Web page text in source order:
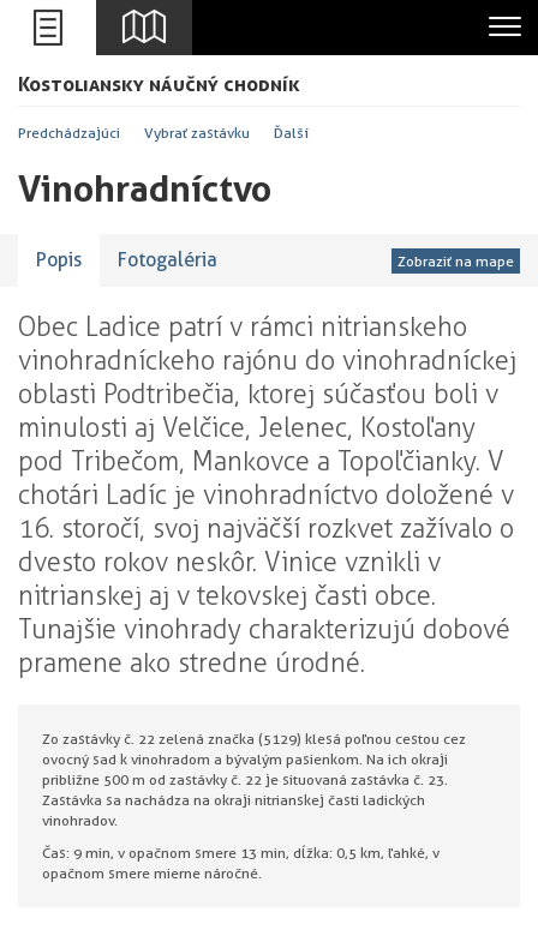
+
-
Kostoliansky náučný chodník
Predchádzajúci Vybrať zastávku Ďalší
Vinohradníctvo
Popis Fotogaléria Zobraziť na mape
Obec Ladice patrí v rámci nitrianskeho
vinohradníckeho rajónu do vinohradníckej
oblasti Podtribečia, ktorej súčasťou boli v
minulosti aj Velčice, Jelenec, Kostoľany
pod Tribečom, Mankovce a Topoľčianky. V
chotári Ladíc je vinohradníctvo doložené v
16. storočí, svoj najväčší rozkvet zažívalo o
dvesto rokov neskôr. Vinice vznikli v
nitrianskej aj v tekovskej časti obce.
Tunajšie vinohrady charakterizujú dobové
pramene ako stredne úrodné.
Zo zastávky č. 22 zelená značka (5129) klesá poľnou cestou cez
ovocný sad k vinohradom a bývalým pasienkom. Na ich okraji
približne 500 m od zastávky č. 22 je situovaná zastávka č. 23.
Zastávka sa nachádza na okraji nitrianskej časti ladických
vinohradov.
Čas: 9 min, v opačnom smere 13 min, dĺžka: 0,5 km, ľahké, v
opačnom smere mierne náročné.